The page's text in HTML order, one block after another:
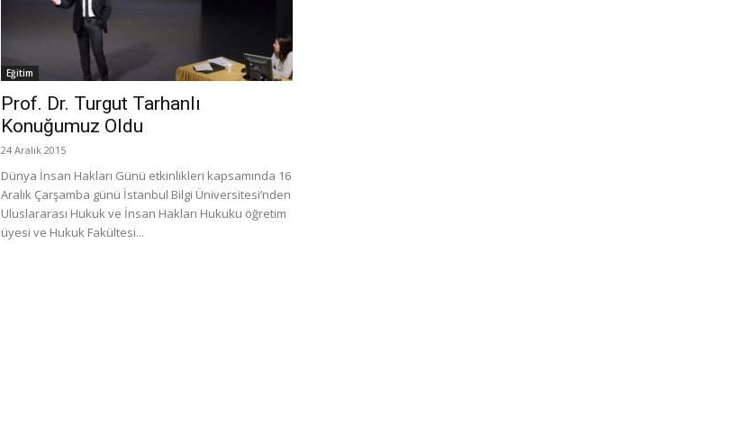
Eğitim
Prof. Dr. Turgut Tarhanlı
Konuğumuz Oldu
24 Aralık 2015
Dünya İnsan Hakları Günü etkinlikleri kapsamında 16
Aralık Çarşamba günü İstanbul Bilgi Üniversitesi’nden
Uluslararası Hukuk ve İnsan Hakları Hukuku öğretim
üyesi ve Hukuk Fakültesi...